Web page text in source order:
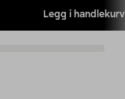
Legg i handlekurv